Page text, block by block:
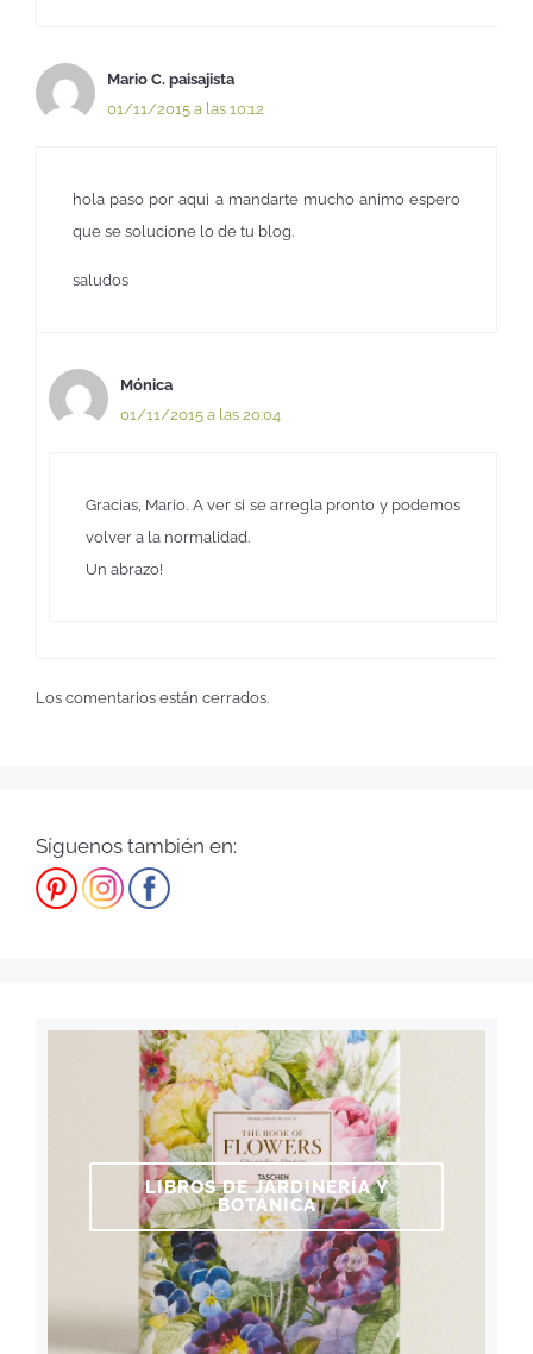
Mario C. paisajista
01/11/2015 a las 10:12
hola paso por aqui a mandarte mucho animo espero
que se solucione lo de tu blog.
saludos
Mónica
01/11/2015 a las 20:04
Gracias, Mario. A ver si se arregla pronto y podemos
volver a la normalidad.
Un abrazo!
Los comentarios están cerrados.
Síguenos también en:
LIBROS DE JARDINERÍA Y
BOTÁNICA